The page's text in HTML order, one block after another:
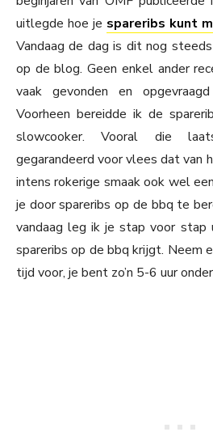
uitlegde hoe je spareribs kunt
Vandaag de dag is dit nog
op de blog. Geen enkel ander
vaak gevonden en
Voorheen bereidde ik de
slowcooker. Vooral die
gegarandeerd voor vlees dat van
intens rokerige smaak ook wel
je door spareribs op de bbq te
vandaag leg ik je stap voor
spareribs op de bbq krijgt. Neem
tijd voor, je bent zo’n 5-6 uur